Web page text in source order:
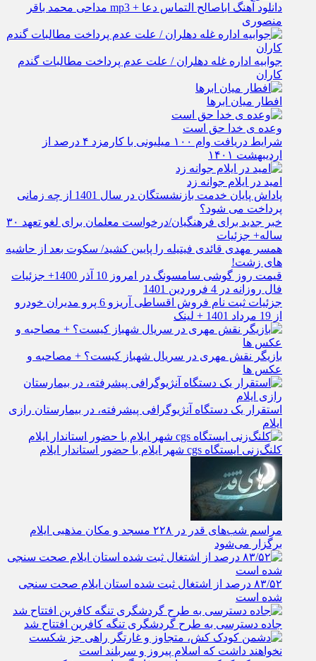
دانلود آهنگ اباصالح التماس دعا + mp3 مداحی محمد باقر
منصوری
جوابیه اداره غله دهلران / علت عدم پرداخت مطالبات گندم
کاران
افطار میان ابرها
وعده ی خدا حق است
شرایط دریافت وام ۱۰۰ میلیونی با کارمزد ۴ درصد از
اردیبهشت ۱۴۰۱
امید در ایلام جوانه زد
پاداش پایان خدمت بازنشستگان در سال 1401 از چه زمانی
پرداخت می شود؟
خبر جدید برای فرهنگیان/درخواست معلمان برای لغو تعهد ۳۰
ساله+ جزئیات
همسر مهدی قائدی فیتیله را پایین کشید/ سکوت بعد از حاشیه
های زشت!
قیمت روز گوشی سامسونگ در امروز 10 آذر 1400+ جزئیات
فال روزانه در 4 فروردین 1401
جزئیات ثبت نام فروش اقساطی آریزو 6 پرو مدیران خودرو
از 19 مرداد 1401 + لینک
بازیگر نقش مهری در سریال شهباز کیست؟ + مصاحبه و
عکس ها
استقرار یک دستگاه آنژیوگرافی پیشرفته، در بیمارستان رازی
ایلام
کلنگ‌زنی ایستگاه cgs شهر ایلام با حضور استاندار ایلام
مراسم شب‌های قدر در ۲۲۸ مسجد و مکان مذهبی ایلام
برگزار می‌شود
۸۳/۵۲ درصد از اشتغال ثبت شده استان ایلام صحت سنجی
شده است
جاده دسترسی به طرح گردشگری تنگه کافرین افتتاح شد